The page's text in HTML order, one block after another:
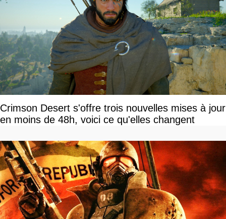
Crimson Desert s'offre trois nouvelles mises à jour
en moins de 48h, voici ce qu'elles changent